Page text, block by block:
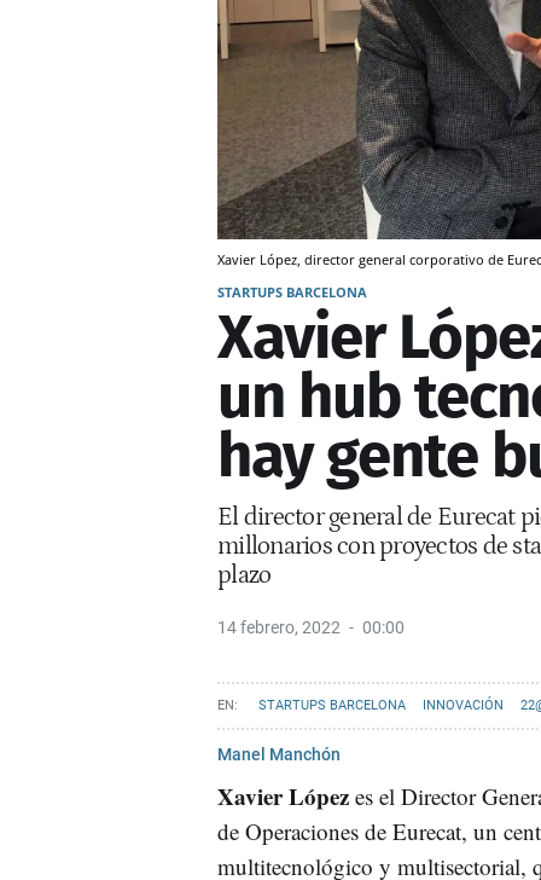
Xavier López, director general corporativo de
STARTUPS BARCELONA
Xavier
un hub
hay gente
El director general de Eurecat
millonarios con proyectos de
plazo
14 febrero, 2022 00:00
STARTUPS BARCELONA INNOVACIÓN
Manel Manchón
Xavier López es el Director
de Operaciones de Eurecat, un
multitecnológico y multisectorial,